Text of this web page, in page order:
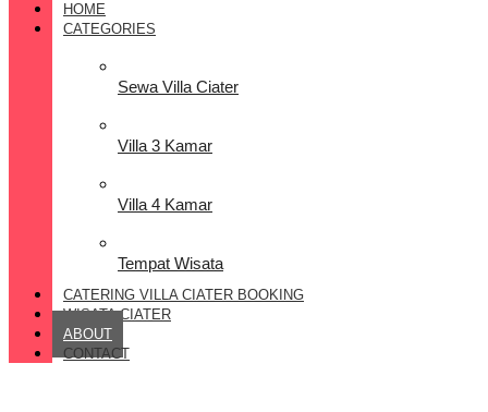
HOME
CATEGORIES
Sewa Villa Ciater
Villa 3 Kamar
Villa 4 Kamar
Tempat Wisata
CATERING VILLA CIATER BOOKING
WISATA CIATER
ABOUT
CONTACT